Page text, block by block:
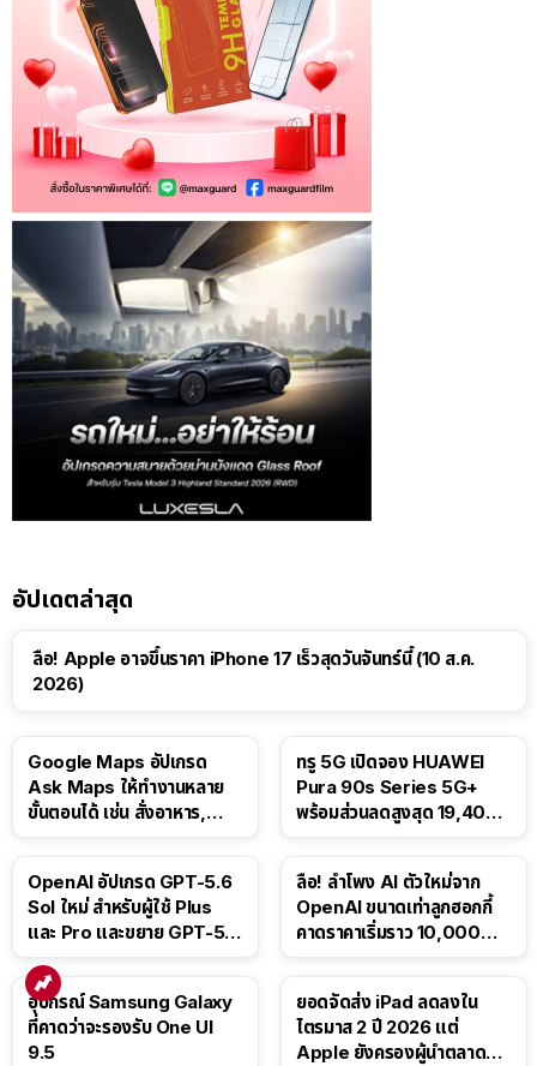
อัปเดตล่าสุด
ลือ! Apple อาจขึ้นราคา iPhone 17 เร็วสุดวันจันทร์นี้ (10 ส.ค.
2026)
Google Maps อัปเกรด
Ask Maps ให้ทำงานหลาย
ขั้นตอนได้ เช่น สั่งอาหาร,
ทรู 5G เปิดจอง HUAWEI
Pura 90s Series 5G+
พร้อมส่วนลดสูงสุด 19,400
OpenAI อัปเกรด GPT-5.6
Sol ใหม่ สำหรับผู้ใช้ Plus
และ Pro และขยาย GPT-5.6
ลือ! ลำโพง AI ตัวใหม่จาก
OpenAI ขนาดเท่าลูกฮอกกี้
คาดราคาเริ่มราว 10,000
อุปกรณ์ Samsung Galaxy
ที่คาดว่าจะรองรับ One UI
9.5
ยอดจัดส่ง iPad ลดลงใน
ไตรมาส 2 ปี 2026 แต่
Apple ยังครองผู้นำตลาด